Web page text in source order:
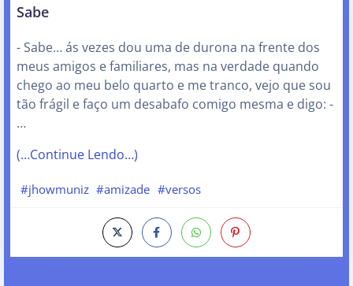
Sabe
- Sabe… ás vezes dou uma de durona na frente dos
meus amigos e familiares, mas na verdade quando
chego ao meu belo quarto e me tranco, vejo que sou
tão frágil e faço um desabafo comigo mesma e digo: -
…
(…Continue Lendo…)
#jhowmuniz #amizade #versos